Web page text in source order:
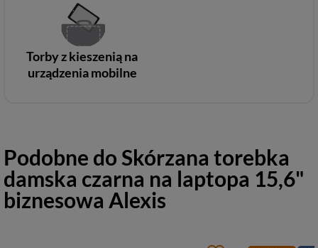
Torby z kieszenią na
urządzenia mobilne
Podobne doSkórzana torebka
damska czarna na laptopa 15,6"
biznesowa Alexis